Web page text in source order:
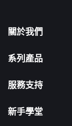
關於我們
系列產品
服務支持
新手學堂